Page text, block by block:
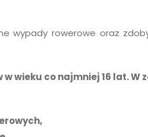
wypady rowerowe oraz
wieku co najmniej 16 lat. W